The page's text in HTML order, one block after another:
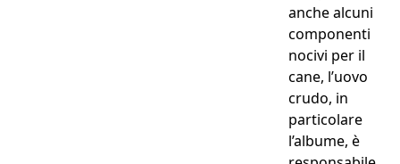
anche alcuni
componenti
nocivi per il
cane, l’uovo
crudo, in
particolare
l’albume, è